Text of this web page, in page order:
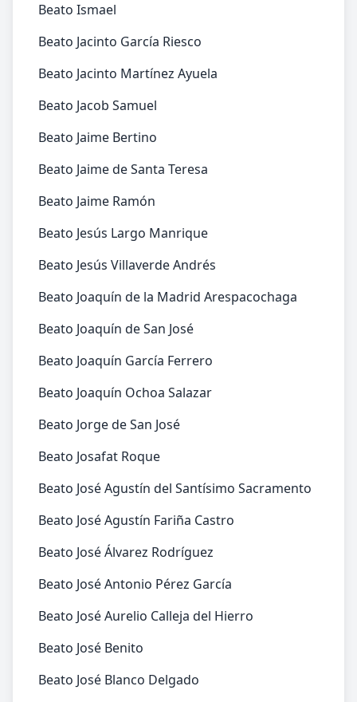
Beato Ismael
Beato Jacinto García Riesco
Beato Jacinto Martínez Ayuela
Beato Jacob Samuel
Beato Jaime Bertino
Beato Jaime de Santa Teresa
Beato Jaime Ramón
Beato Jesús Largo Manrique
Beato Jesús Villaverde Andrés
Beato Joaquín de la Madrid Arespacochaga
Beato Joaquín de San José
Beato Joaquín García Ferrero
Beato Joaquín Ochoa Salazar
Beato Jorge de San José
Beato Josafat Roque
Beato José Agustín del Santísimo Sacramento
Beato José Agustín Fariña Castro
Beato José Álvarez Rodríguez
Beato José Antonio Pérez García
Beato José Aurelio Calleja del Hierro
Beato José Benito
Beato José Blanco Delgado